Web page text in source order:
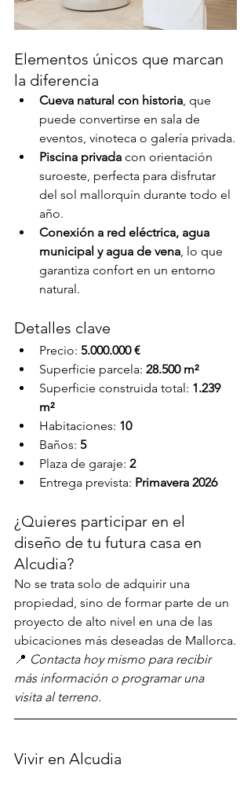
Elementos únicos que marcan
la diferencia
Cueva natural con historia, que
puede convertirse en sala de
eventos, vinoteca o galería privada.
Piscina privada con orientación
suroeste, perfecta para disfrutar
del sol mallorquín durante todo el
año.
Conexión a red eléctrica, agua
municipal y agua de vena, lo que
garantiza confort en un entorno
natural.
Detalles clave
Precio: 5.000.000 €
Superficie parcela: 28.500 m²
Superficie construida total: 1.239
m²
Habitaciones: 10
Baños: 5
Plaza de garaje: 2
Entrega prevista: Primavera 2026
¿Quieres participar en el
diseño de tu futura casa en
Alcudia?
No se trata solo de adquirir una
propiedad, sino de formar parte de un
proyecto de alto nivel en una de las
ubicaciones más deseadas de Mallorca.
📍 Contacta hoy mismo para recibir
más información o programar una
visita al terreno.
Vivir en Alcudia